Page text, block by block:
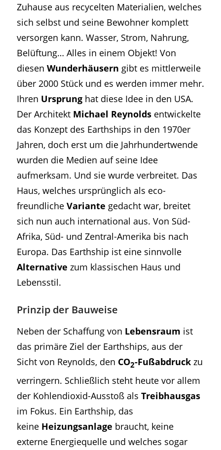
Zuhause aus recycelten Materialien, welches
sich selbst und seine Bewohner komplett
versorgen kann. Wasser, Strom, Nahrung,
Belüftung… Alles in einem Objekt! Von
diesen Wunderhäusern gibt es mittlerweile
über 2000 Stück und es werden immer mehr.
Ihren Ursprunghat diese Idee in den USA.
Der Architekt Michael Reynoldsentwickelte
das Konzept des Earthships in den 1970er
Jahren, doch erst um die Jahrhundertwende
wurden die Medien auf seine Idee
aufmerksam. Und sie wurde verbreitet. Das
Haus, welches ursprünglich als eco-
freundliche Variante gedacht war, breitet
sich nun auch international aus. Von Süd-
Afrika, Süd- und Zentral-Amerika bis nach
Europa. Das Earthship ist eine sinnvolle
Alternative zum klassischen Haus und
Lebensstil.
Prinzip der Bauweise
Neben der Schaffung von Lebensraum ist
das primäre Ziel der Earthships, aus der
Sicht von Reynolds, den CO2-Fußabdruckzu
verringern. Schließlich steht heute vor allem
der Kohlendioxid-Ausstoß als Treibhausgas
im Fokus. Ein Earthship, das
keine Heizungsanlage braucht, keine
externe Energiequelle und welches sogar